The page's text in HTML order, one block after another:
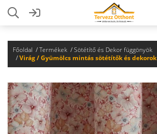
Főoldal Termékek
Sötétítő és Dekor függönyök
Virág / Gyümölcs mintás sötétítők és dekorok